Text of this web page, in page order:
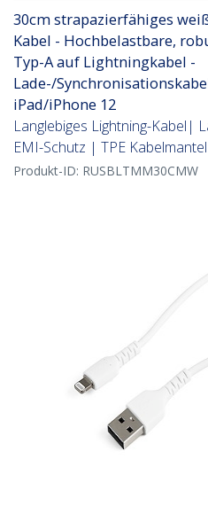
30cm strapazierfähiges
Kabel - Hochbelastbare,
Typ-A auf Lightningkabel -
Lade-/
iPad/iPhone 12
Langlebiges Lightning-Kabel|
EMI-Schutz | TPE Kabelmantel
Produkt-ID: RUSBLTMM30CMW